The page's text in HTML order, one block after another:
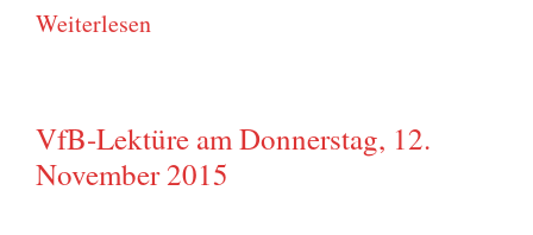
Wei­ter­le­sen
VfB-Lektüre am Donnerstag, 12.
November 2015